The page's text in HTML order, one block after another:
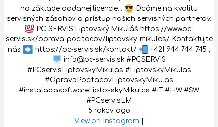
na základe dodanej licencie...
Dbáme na kvalitu
servisných zásahov a prístup našich servisných partnerov.
PC SERVIS Liptovský Mikuláš https://www.pc-
servis.sk/oprava-pocitacov/liptovsky-mikulas/ Kontaktujte
nás
https://pc-servis.sk/kontakt/
+421 944 744 745 ,
info@pc-servis.sk #PCSERVIS
#PCservisLiptovskyMikulas #LiptovskyMikulas
#OpravaPocitacovLiptovskyMikulas
#instalaciasoftwareLiptovskyMikulas #IT #HW #SW
#PCservisLM
5 rokov ago
View on Instagram